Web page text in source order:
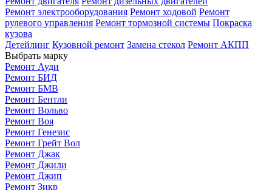
Ремонт электрооборудования Ремонт ходовой Ремонт
рулевого управления Ремонт тормозной системы Покраска
кузова
Детейлинг Кузовной ремонт Замена стекол Ремонт АКПП
Выбрать марку
Ремонт Ауди
Ремонт БИД
Ремонт БМВ
Ремонт Бентли
Ремонт Вольво
Ремонт Воя
Ремонт Генезис
Ремонт Грейт Вол
Ремонт Джак
Ремонт Джили
Ремонт Джип
Ремонт Зикр